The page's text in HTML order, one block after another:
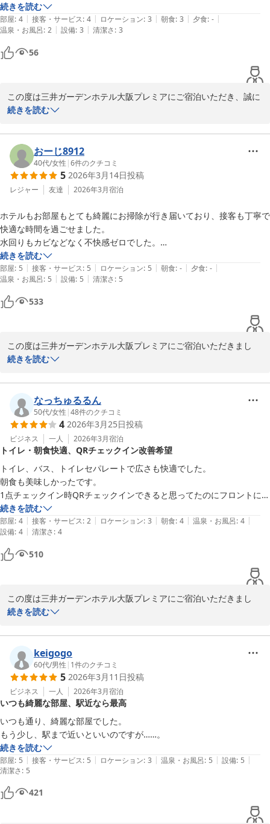
またのご宿泊をスタッフ一同心よりお待ち申しあげております。
宿泊支配人
三井ガーデンホテル大阪プレミア
続きを読む
部屋: 4 | 接客・サービス: 4 | ロケーション: 3 | 朝食: 3 | 夕食: - |
温泉・お風呂: 2 | 設備: 3 | 清潔さ: 3
56
この度は三井ガーデンホテル大阪プレミアにご宿泊いただき、誠に
ありがとうございます。
す。
一方で、冷蔵庫の場所に関しましてはご不便をおかけし申し訳ござ
いませんでした。冷蔵庫の配置につきましては、今後の施設案内の
改善に向けた貴重なご意見として参考にさせていただきます。
また、露天風呂につきましても残念な思いをさせてしまい心苦しい
り快適にお過ごしいただけるよう、サービスの向上に努めてまいり
ます。
頂戴したご感想を真摯に受け止め、精進してまいります。
またのご宿泊をスタッフ一同心よりお待ち申しあげております。
宿泊支配人
三井ガーデンホテル大阪プレミア
続きを読む
おーじ8912
40代/女性 |6件のクチコミ
5 2026年3月14日投稿
レジャー 友達 2026年3月宿泊
ホテルもお部屋もとても綺麗にお掃除が行き届いており、接客も丁寧で
快適な時間を過ごせました。
水回りもカビなどなく不快感ゼロでした。
季節の変わり目で、少しお部屋が暑かったのですが窓が少し開けれて空
気の入れ替えもできたので良かった。
同行者がタバコを吸うので喫煙ルームで予約しましたが、お部屋はほと
んどタバコの臭いはせずタバコを吸わない私には快適でした。
コンビニも近いし、中之島美術館にもすごく近くでのんびりステイする
続きを読む
部屋: 5 | 接客・サービス: 5 | ロケーション: 5 | 朝食: - | 夕食: - |
温泉・お風呂: 5 | 設備: 5 | 清潔さ: 5
533
この度は三井ガーデンホテル大阪プレミアにご宿泊いただきまし
て、誠にありがとうございました。
ます。
お寄せいただきました評価を拝見いたしましたところ、今回のご宿
泊において概ねご満足いただけたご様子と伺え、私共も大変嬉しく
存じます。
客室やスタッフの対応につきましてもお褒めの言葉をちょうだいで
きましたこと、光栄でございます。
頂戴したご感想を励みに、引き続きサービス向上に努めてまいりま
す。
またのお越しをスタッフ一同心よりお待ち申し上げております。
宿泊支配人
三井ガーデンホテル大阪プレミア
続きを読む
なっちゅるるん
50代/女性 |48件のクチコミ
4 2026年3月25日投稿
ビジネス 一人 2026年3月宿泊
トイレ・朝食快適、QRチェックイン改善希望
トイレ、バス、トイレセパレートで広さも快適でした。
朝食も美味しかったです。
1点チェックイン時QRチェックインできると思ってたのにフロントに並
ばされ、QRの意味なしで何度も名前聞かれたのが残念
続きを読む
部屋: 4 | 接客・サービス: 2 | ロケーション: 3 | 朝食: 4 | 温泉・お風呂: 4 |
設備: 4 | 清潔さ: 4
510
この度は三井ガーデンホテル大阪プレミアにご宿泊いただきまし
て、誠にありがとうございました。
ます。
お寄せいただきました評価を拝見いたしましたところ、今回のご宿
泊においてご満足いただけなかったご様子で、大変心苦しく存じま
す。
QRチェックインにつきましては、ご案内がスムーズではなく申し
訳ございませんでした。
スタッフ間の連携強化及び人員配置を見直して、改善に努めてまい
ります。
頂戴したご感想を参考に、サービス向上に努めてまいります。
またのご宿泊をスタッフ一同心よりお待ち申し上げております。
続きを読む
keigogo
60代/男性 | 1件のクチコミ
5 2026年3月11日投稿
ビジネス 一人 2026年3月宿泊
いつも綺麗な部屋、駅近なら最高
いつも通り、綺麗な部屋でした。
もう少し、駅まで近いといいのですが……。
続きを読む
部屋: 5 | 接客・サービス: 5 | ロケーション: 3 | 温泉・お風呂: 5 | 設備: 5 |
清潔さ: 5
421